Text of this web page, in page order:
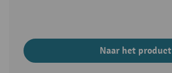
Naar het product